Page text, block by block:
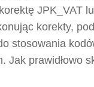
JPK_VAT
korekty,
stosowania
Jak prawidłowo